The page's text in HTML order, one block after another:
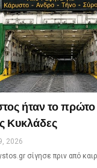
ήταν το πρώτο
Κυκλάδες
2026
σίγησε πριν από